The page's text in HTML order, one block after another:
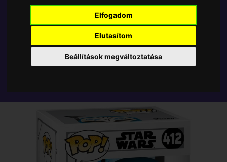
Elfogadom
Elutasítom
Beállítások megváltoztatása
Tetszik? Osszd meg másokkal!